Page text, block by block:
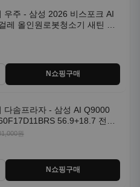
우주 - 삼성 2026 비스포크 AI
레 올인원로봇청소기 새틴 차
N쇼핑구매
다솜프라자 - 삼성 AI Q9000
56.9+18.7 전국
원
N쇼핑구매